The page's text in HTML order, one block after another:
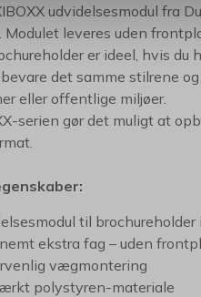
udvidelsesmodul fra
Modulet leveres uden
er ideel, hvis
det samme stilrene
eller offentlige miljøer.
serien gør det muligt at
til
ekstra fag – uden
vægmontering
polystyren-materiale